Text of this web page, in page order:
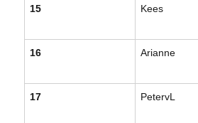
15 Kees
16 Arianne
17 PetervL